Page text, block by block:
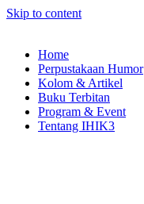
Skip to content
Home
Perpustakaan Humor
Kolom & Artikel
Buku Terbitan
Program & Event
Tentang IHIK3